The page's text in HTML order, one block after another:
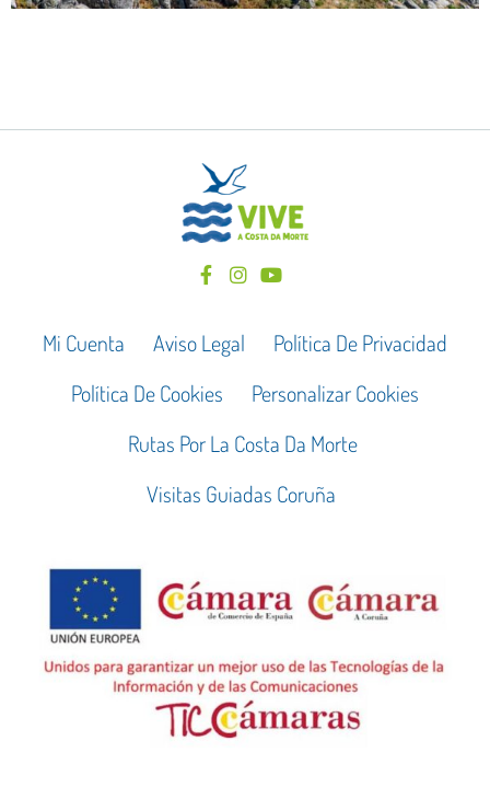
Mi Cuenta Aviso Legal
Política De Privacidad
Política De Cookies
Personalizar Cookies
Rutas Por La Costa Da Morte
Visitas Guiadas Coruña